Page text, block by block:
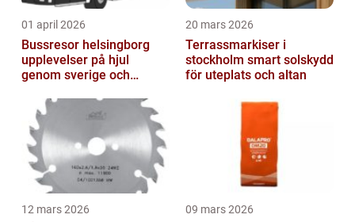
01 april 2026
Bussresor helsingborg
upplevelser på hjul
genom sverige och
20 mars 2026
Terrassmarkiser i
stockholm smart solskydd
för uteplats och altan
12 mars 2026 09 mars 2026